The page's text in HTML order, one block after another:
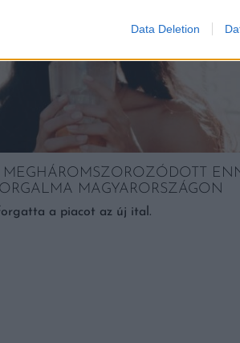
Data Deletion
MEGHÁROMSZOROZÓDOTT
MAGYARORSZÁGON
a piacot az új ital.